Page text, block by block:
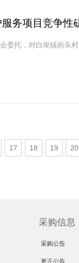
务项目竞争性
委托，对白坭镇岗头
17 18 19 20
采购信息
采购公告
更正公告